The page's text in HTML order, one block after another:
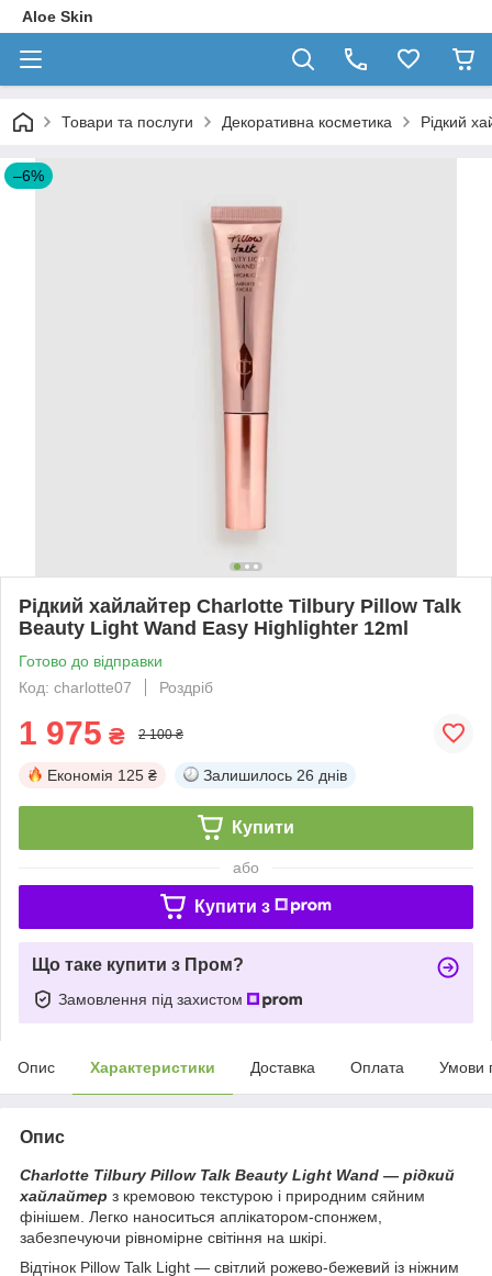
Aloe Skin
Товари та послуги Декоративна косметика Рідкий
–6%
Рідкий хайлайтер Charlotte Tilbury Pillow Talk
Beauty Light Wand Easy Highlighter 12ml
Готово до відправки
Код: charlotte07
Роздріб
1 975 ₴ 2 100 ₴
Економія 125 ₴ Залишилось 26 днів
Купити
або
Купити з
Що таке купити з Пром?
Замовлення під захистом
Опис Характеристики Доставка Оплата Умови
Опис
Charlotte Tilbury Pillow Talk Beauty Light Wand — рідкий
хайлайтер з кремовою текстурою і природним сяйним
фінішем. Легко наноситься аплікатором-спонжем,
забезпечуючи рівномірне світіння на шкірі.
Відтінок Pillow Talk Light — світлий рожево-бежевий із ніжним